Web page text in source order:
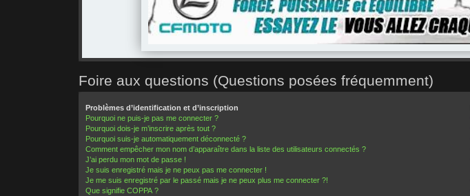
Foire aux questions (Questions posées fréquemment)
Problèmes d’identification et d’inscription
Pourquoi ne puis-je pas me connecter ?
Pourquoi dois-je m’inscrire après tout ?
Pourquoi suis-je automatiquement déconnecté ?
Comment empêcher mon nom d’apparaître dans la liste des utilisateurs connectés ?
J’ai perdu mon mot de passe !
Je suis enregistré mais je ne peux pas me connecter !
Je me suis enregistré par le passé mais je ne peux plus me connecter ?!
Que signifie COPPA ?